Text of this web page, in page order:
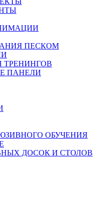
ПЕСКОМ
ТРЕНИНГОВ
ПАНЕЛИ
ОБУЧЕНИЯ
ДОСОК И СТОЛОВ